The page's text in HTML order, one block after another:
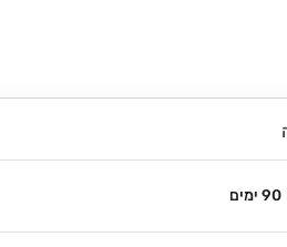
90 ימים